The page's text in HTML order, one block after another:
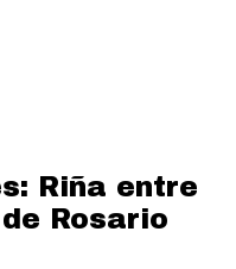
Riña entre
Rosario